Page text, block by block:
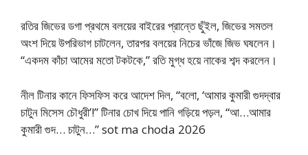
রতির জিভের ডগা প্রথমে বলয়ের বাইরের প্রান্তে ছুঁইল, জিভের সমতল
অংশ দিয়ে উপরিভাগ চাটলেন, তারপর বলয়ের নিচের ভাঁজে জিভ ঘষলেন।
“একদম কাঁচা আমের মতো টকটকে,” রতি মুগ্ধ হয়ে নাকের শব্দ করলেন।
নীল টিনার কানে ফিসফিস করে আদেশ দিল, “বলো, ‘আমার কুমারী গুদদ্বার
চাটুন মিসেস চৌধুরী’!” টিনার চোখ দিয়ে পানি গড়িয়ে পড়ল, “আ…আমার
কুমারী গুদ… চাটুন…” sot ma choda 2026